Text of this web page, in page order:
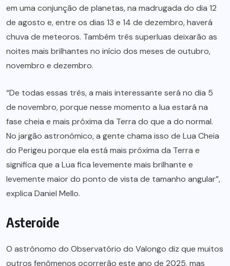
em uma conjunção de planetas, na madrugada do dia 12
de agosto e, entre os dias 13 e 14 de dezembro, haverá
chuva de meteoros. Também três superluas deixarão as
noites mais brilhantes no início dos meses de outubro,
novembro e dezembro.
“De todas essas três, a mais interessante será no dia 5
de novembro, porque nesse momento a lua estará na
fase cheia e mais próxima da Terra do que a do normal.
No jargão astronômico, a gente chama isso de Lua Cheia
do Perigeu porque ela está mais próxima da Terra e
significa que a Lua fica levemente mais brilhante e
levemente maior do ponto de vista de tamanho angular”,
explica Daniel Mello.
Asteroide
O astrônomo do Observatório do Valongo diz que muitos
outros fenômenos ocorrerão este ano de 2025, mas